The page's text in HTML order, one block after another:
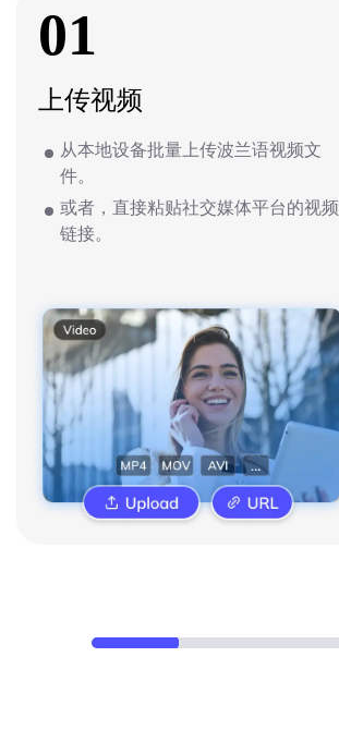
01
上传视频
从本地设备批量上传波兰语视频文
件。
或者，直接粘贴社交媒体平台的视频
链接。